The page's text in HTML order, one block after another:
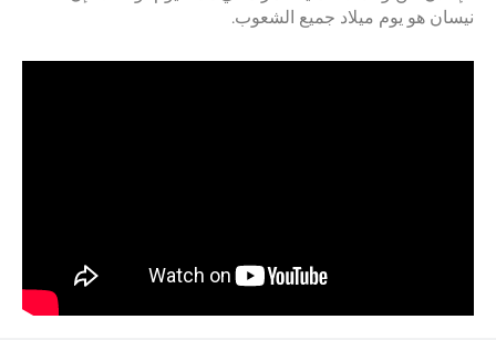
ميلاد جميع الشعوب.